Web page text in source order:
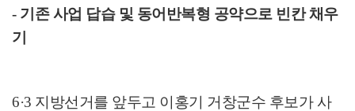
- 기존 사업 답습 및 동어반복형 공약으로 빈칸 채우
기
6·3 지방선거를 앞두고 이홍기 거창군수 후보가 사